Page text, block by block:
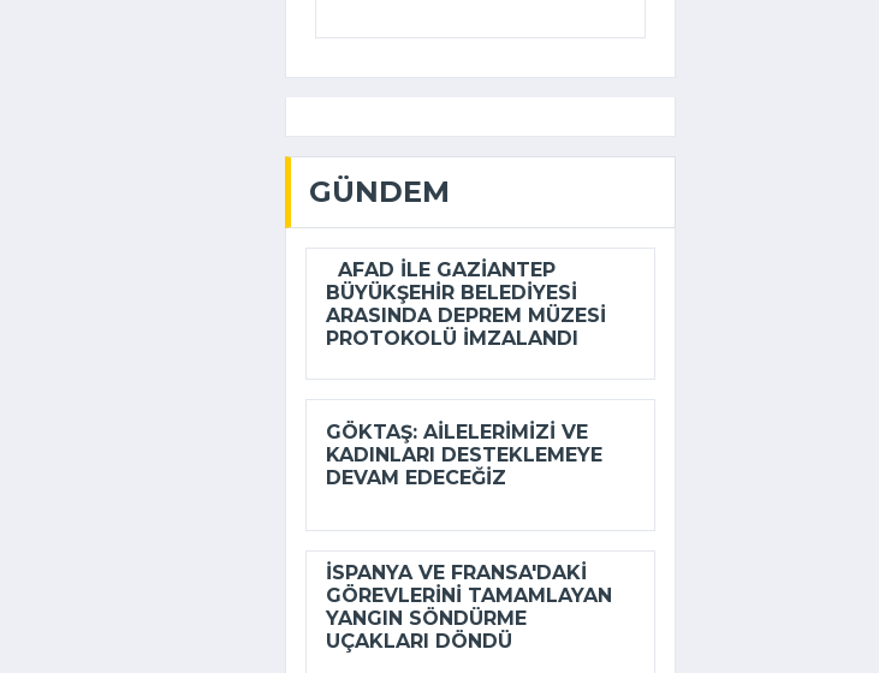
GÜNDEM
AFAD ILE GAZIANTEP
BÜYÜKŞEHIR BELEDIYESI
ARASINDA DEPREM MÜZESI
PROTOKOLÜ IMZALANDI
GÖKTAŞ: AILELERIMIZI VE
KADINLARI DESTEKLEMEYE
DEVAM EDECEĞIZ
İSPANYA VE FRANSA'DAKI
GÖREVLERINI TAMAMLAYAN
YANGIN SÖNDÜRME
UÇAKLARI DÖNDÜ